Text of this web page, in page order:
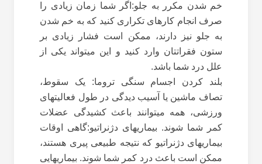
خم شدن مکرر به جلو:اگر شما زمان زیادی را
صرف انجام کارهای تکراری کنید که به خم شدن
به جلو نیز دارند، ممکن است فشار زیادی بر
ستون فقراتتان وارد کنید و این میتواند یکی از
علل درد شما باشد.
بلند کردن اجسام سنگی تروما: یک سقوط،
تصاف ماشین یا آسیب دیدگی در طول فعالیتهای
ورزشی، همه میتوانند باعث کشیدگی عضلات
کمر شما شوند. بیماریهای دژنراتیو:گاهی اوقات
بیماریهای دژنراتیو که نتیجه طبیعی پیری هستند،
ممکن است باعث درد کمر شما شوند. بیماریهایی